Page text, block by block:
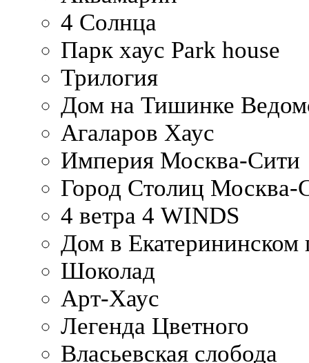
4 Солнца
Парк хаус Park house
Трилогия
Дом на Тишинке
Агаларов Хаус
Империя Москва-Сити
Город Столиц Москва-
4 ветра 4 WINDS
Дом в Екатерининском
Шоколад
Арт-Хаус
Легенда Цветного
Власьевская слобода